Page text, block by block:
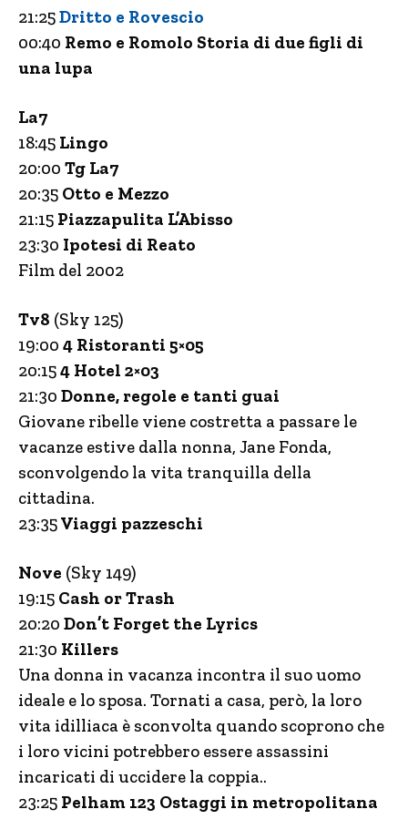
21:25Dritto e Rovescio
00:40 Remo e Romolo Storia di due figli di
una lupa
La7
18:45 Lingo
20:00 Tg La7
20:35 Otto e Mezzo
21:15 Piazzapulita L’Abisso
23:30 Ipotesi di Reato
Film del 2002
Tv8 (Sky 125)
19:00 4 Ristoranti 5×05
20:154 Hotel 2×03
21:30 Donne, regole e tanti guai
Giovane ribelle viene costretta a passare le
vacanze estive dalla nonna, Jane Fonda,
sconvolgendo la vita tranquilla della
cittadina.
23:35Viaggi pazzeschi
Nove (Sky 149)
19:15 Cash or Trash
20:20 Don’t Forget the Lyrics
21:30 Killers
Una donna in vacanza incontra il suo uomo
ideale e lo sposa. Tornati a casa, però, la loro
vita idilliaca è sconvolta quando scoprono che
i loro vicini potrebbero essere assassini
incaricati di uccidere la coppia..
23:25 Pelham 123 Ostaggi in metropolitana